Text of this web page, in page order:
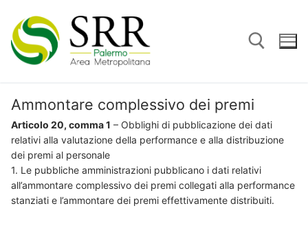
contenuto
Cerca:
Ammontare complessivo dei premi
Articolo 20, comma 1 – Obblighi di pubblicazione dei dati
relativi alla valutazione della performance e alla distribuzione
dei premi al personale
1. Le pubbliche amministrazioni pubblicano i dati relativi
all’ammontare complessivo dei premi collegati alla performance
stanziati e l’ammontare dei premi effettivamente distribuiti.